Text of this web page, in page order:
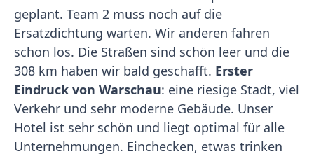
geplant. Team 2 muss noch auf die
Ersatzdichtung warten. Wir anderen fahren
schon los. Die Straßen sind schön leer und die
308 km haben wir bald geschafft. Erster
Eindruck von Warschau: eine riesige Stadt, viel
Verkehr und sehr moderne Gebäude. Unser
Hotel ist sehr schön und liegt optimal für alle
Unternehmungen. Einchecken, etwas trinken